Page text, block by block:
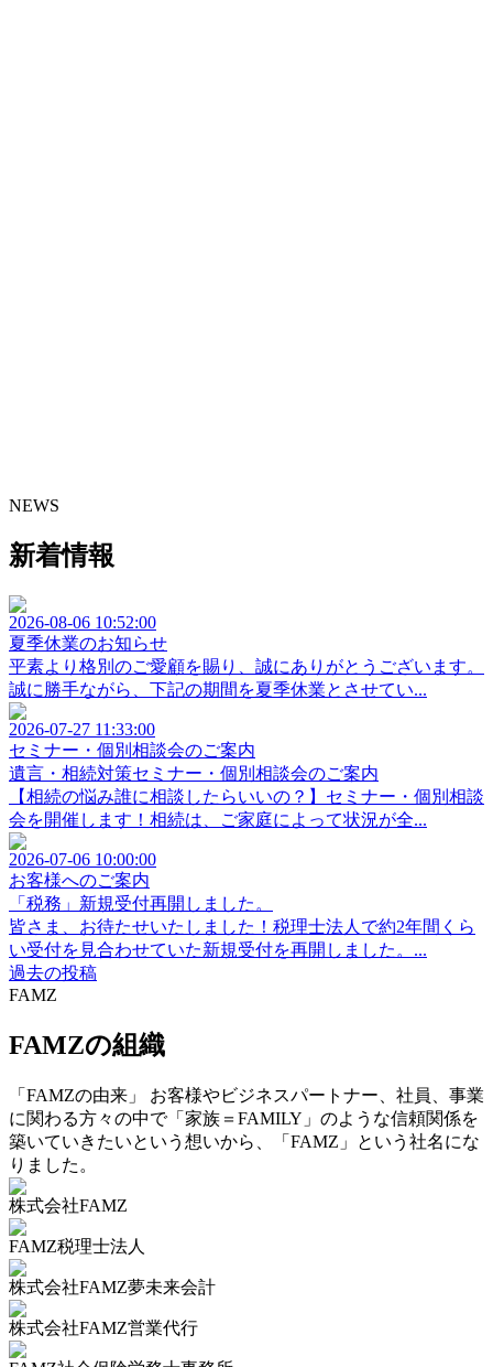
NEWS
新着情報
2026-08-06 10:52:00
夏季休業のお知らせ
平素より格別のご愛顧を賜り、誠にありがとうございます。
誠に勝手ながら、下記の期間を夏季休業とさせてい...
2026-07-27 11:33:00
セミナー・個別相談会のご案内
遺言・相続対策セミナー・個別相談会のご案内
【相続の悩み誰に相談したらいいの？】セミナー・個別相談
会を開催します！相続は、ご家庭によって状況が全...
2026-07-06 10:00:00
お客様へのご案内
「税務」新規受付再開しました。
皆さま、お待たせいたしました！税理士法人で約2年間くら
い受付を見合わせていた新規受付を再開しました。...
過去の投稿
FAMZ
FAMZの組織
「FAMZの由来」 お客様やビジネスパートナー、社員、事業
に関わる方々の中で「家族＝FAMILY」のような信頼関係を
築いていきたいという想いから、「FAMZ」という社名にな
りました。
株式会社FAMZ
FAMZ税理士法人
株式会社FAMZ夢未来会計
株式会社FAMZ営業代行